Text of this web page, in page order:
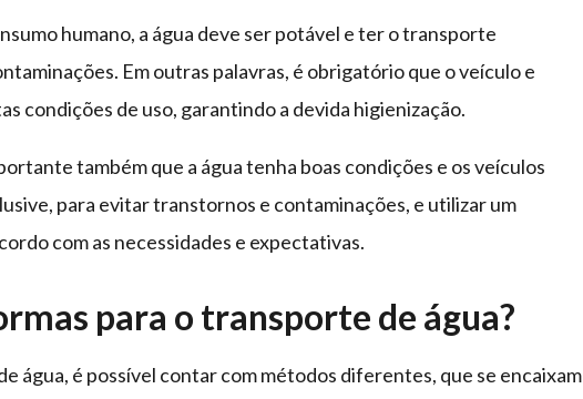
humano, a água deve ser potável e ter o transporte
Em outras palavras, é obrigatório que o veículo e
condições de uso, garantindo a devida higienização.
também que a água tenha boas condições e os veículos
para evitar transtornos e contaminações, e utilizar um
com as necessidades e expectativas.
para o transporte de água?
água, é possível contar com métodos diferentes, que se encaixam